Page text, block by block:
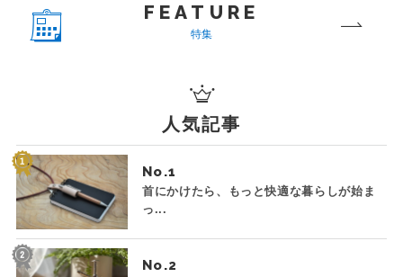
FEATURE
特集
人気記事
No.
首にかけたら、もっと快適な暮らしが始ま
っ...
No.